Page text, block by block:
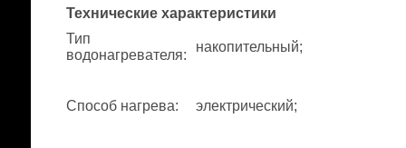
Технические характеристики
Тип
водонагревателя:
накопительный;
Способ нагрева: электрический;